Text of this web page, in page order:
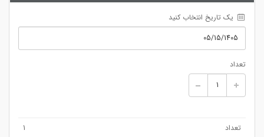
یک تاریخ انتخاب کنید
تعداد
تعداد
1